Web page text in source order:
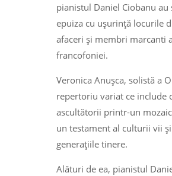
pianistul Daniel Ciobanu
epuiza cu ușurință locurile
afaceri și membri marcanti
francofoniei.
Veronica Anușca, solistă a
repertoriu variat ce include
ascultătorii printr-un
un testament al culturii vii
generațiile tinere.
Alături de ea, pianistul